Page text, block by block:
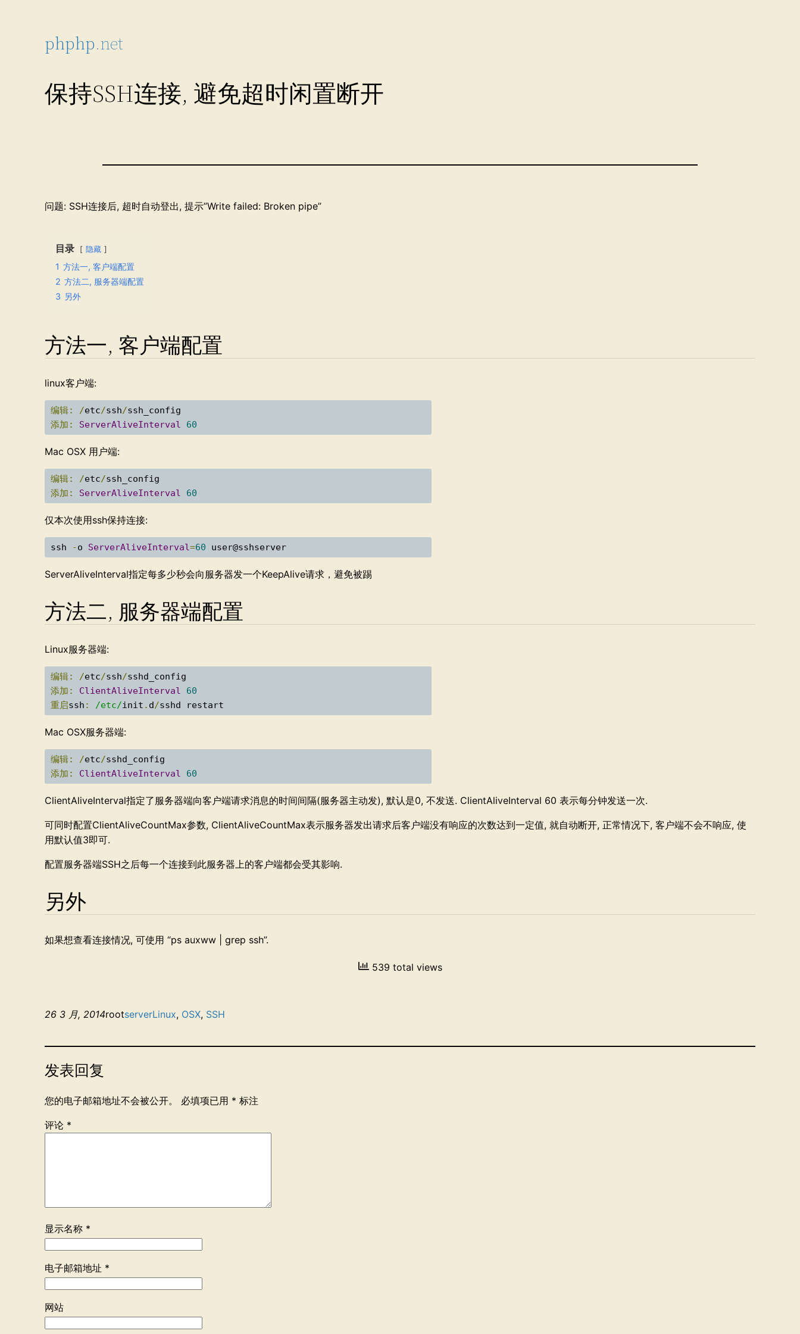
phphp.net
保持SSH连接, 避免超时闲置断开
问题: SSH连接后, 超时自动登出, 提示”Write failed: Broken pipe”
目录 隐藏
1 方法一, 客户端配置
2 方法二, 服务器端配置
3 另外
方法一, 客户端配置
linux客户端:
编辑: /etc/ssh/
添加:
ServerAliveInterval 60
Mac OSX 用户端:
编辑: /etc/
添加:
ServerAliveInterval 60
仅本次使用ssh保持连接:
ssh -o ServerAliveInterval=60 user@sshserver
ServerAliveInterval指定每多少秒会向服务器发一个KeepAlive请求，避免被踢
方法二, 服务器端配置
Linux服务器端:
编辑: /etc/ssh/
添加:
ClientAliveInterval
60
重启ssh : /etc/init . d/sshd restart
Mac OSX服务器端:
编辑: /etc/
添加:
ClientAliveInterval 60
ClientAliveInterval指定了服务器端向客户端请求消息的时间间隔(服务器主动发), 默认是0, 不发送. ClientAliveInterval 60 表示每分钟发送一次.
可同时配置ClientAliveCountMax参数, ClientAliveCountMax表示服务器发出请求后客户端没有响应的次数达到一定值, 就自动断开, 正常情况下, 客户端不会不响应, 使
用默认值3即可.
配置服务器端SSH之后每一个连接到此服务器上的客户端都会受其影响.
另外
如果想查看连接情况, 可使用 “ps auxww | grep ssh”.
539 total views
26 3 月, 2014rootserverLinux, OSX, SSH
发表回复
您的电子邮箱地址不会被公开。 必填项已用 * 标注
评论 *
显示名称 *
电子邮箱地址 *
网站